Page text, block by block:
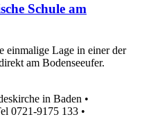
Schule am
einmalige Lage in einer der
am Bodenseeufer.
in Baden •
0721-9175 133 •